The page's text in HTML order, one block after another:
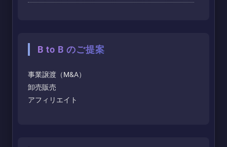
B to B のご提案
事業譲渡（M&A）
卸売販売
アフィリエイト